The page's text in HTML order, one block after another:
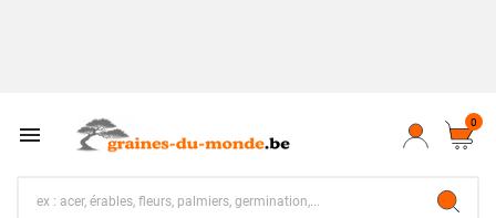
 0